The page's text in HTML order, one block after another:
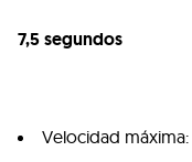
7,5 segundos
Velocidad máxima: